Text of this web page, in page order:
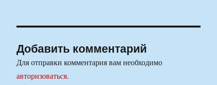
Добавить комментарий
Для отправки комментария вам необходимо
авторизоваться.